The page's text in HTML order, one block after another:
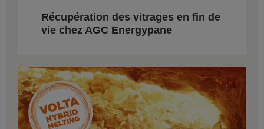
Récupération des vitrages en fin de
vie chez AGC Energypane